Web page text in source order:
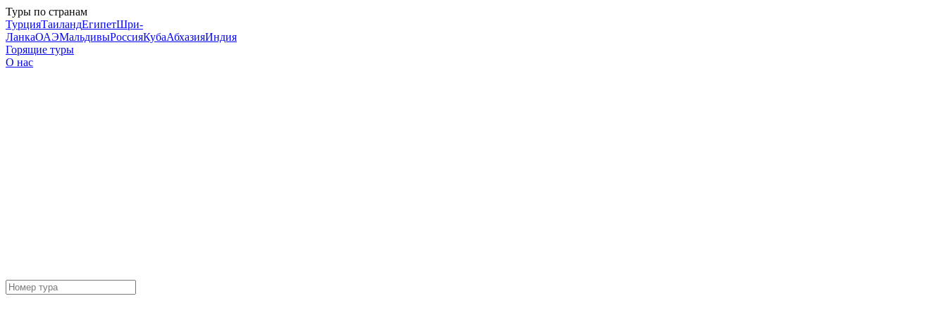
Туры по странам
ТурцияТаиландЕгипетШри-
ЛанкаОАЭМальдивыРоссияКубаАбхазияИндия
Горящие туры
О нас